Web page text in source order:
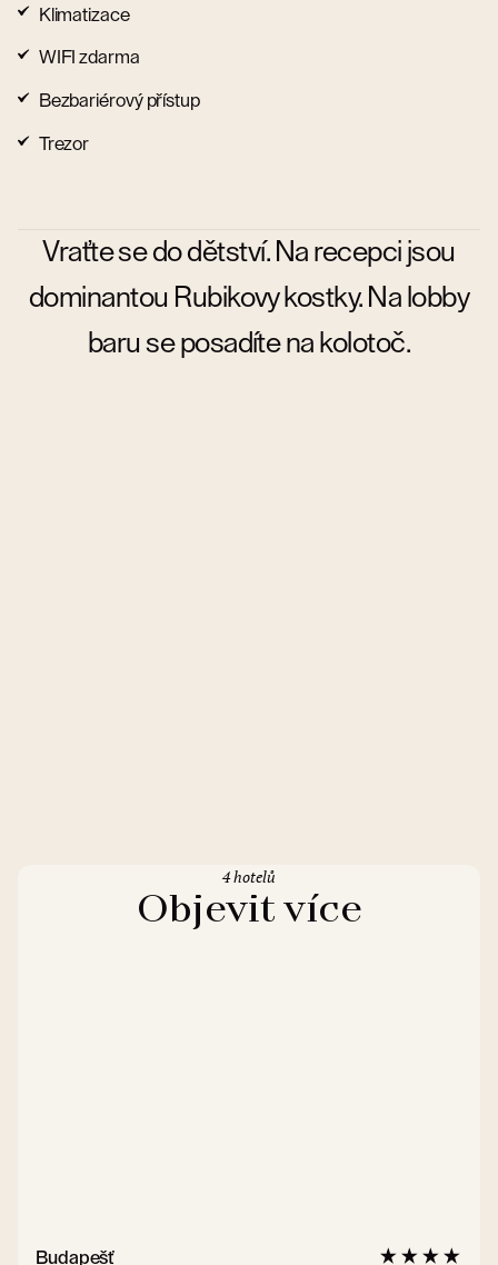
Klimatizace
WIFI zdarma
Bezbariérový přístup
Trezor
Vraťte se do dětství. Na recepci jsou
dominantou Rubikovy kostky. Na lobby
baru se posadíte na kolotoč.
Objevit více
4 hotelů
Budapešť